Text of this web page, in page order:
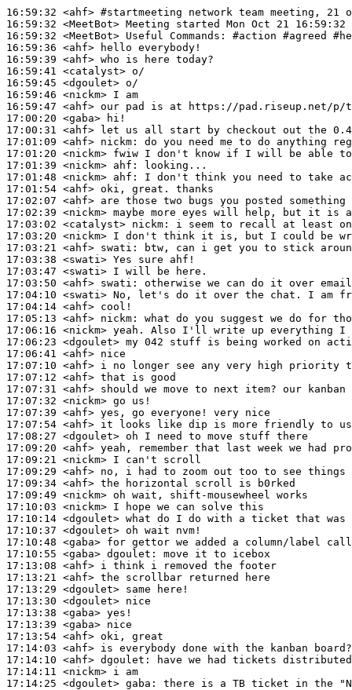
16:59:32 <ahf> #startmeeting network team meeting, 21
16:59:32 <MeetBot>
16:59:32 <MeetBot>
16:59:36 <ahf>
16:59:39 <ahf>
16:59:41 <catalyst>
16:59:45 <dgoulet>
16:59:46 <nickm>
16:59:47 <ahf>
17:00:20 <gaba>
17:00:31 <ahf>
17:01:09 <ahf> nickm:
17:01:20 <nickm>
17:01:39 <nickm> ahf:
17:01:48 <nickm> ahf:
17:01:54 <ahf>
17:02:07 <ahf>
17:02:39 <nickm>
17:03:02 <catalyst> nickm:
17:03:20 <nickm>
17:03:21 <ahf> swati:
17:03:38 <swati>
17:03:47 <swati>
17:03:50 <ahf> swati:
17:04:10 <swati>
17:04:14 <ahf>
17:05:13 <ahf> nickm:
17:06:16 <nickm>
17:06:23 <dgoulet>
17:06:41 <ahf>
17:07:10 <ahf>
17:07:12 <ahf>
17:07:31 <ahf>
17:07:32 <nickm>
17:07:39 <ahf>
17:07:54 <ahf>
17:08:27 <dgoulet>
17:09:20 <ahf>
17:09:21 <nickm>
17:09:29 <ahf>
17:09:34 <ahf>
17:09:49 <nickm>
17:10:03 <nickm>
17:10:14 <dgoulet>
17:10:37 <dgoulet>
17:10:48 <gaba>
17:10:55 <gaba> dgoulet:
17:13:08 <ahf>
17:13:21 <ahf>
17:13:29 <dgoulet>
17:13:30 <dgoulet>
17:13:38 <gaba>
17:13:39 <gaba>
17:13:54 <ahf>
17:14:03 <ahf>
17:14:10 <ahf> dgoulet:
17:14:11 <nickm>
17:14:25 <dgoulet> gaba: